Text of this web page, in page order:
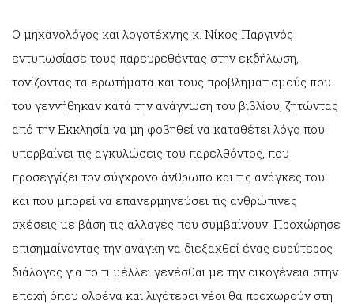
Ο μηχανολόγος και λογοτέχνης κ. Νίκος Παργινός
εντυπωσίασε τους παρευρεθέντας στην εκδήλωση,
τονίζοντας τα ερωτήματα και τους προβληματισμούς που
του γεννήθηκαν κατά την ανάγνωση του βιβλίου, ζητώντας
από την Εκκλησία να μη φοβηθεί να καταθέτει λόγο που
υπερβαίνει τις αγκυλώσεις του παρελθόντος, που
προσεγγίζει τον σύγχρονο άνθρωπο και τις ανάγκες του
και που μπορεί να επανερμηνεύσει τις ανθρώπινες
σχέσεις με βάση τις αλλαγές που συμβαίνουν. Προχώρησε
επισημαίνοντας την ανάγκη να διεξαχθεί ένας ευρύτερος
διάλογος για το τι μέλλει γενέσθαι με την οικογένεια στην
εποχή όπου ολοένα και λιγότεροι νέοι θα προχωρούν στη